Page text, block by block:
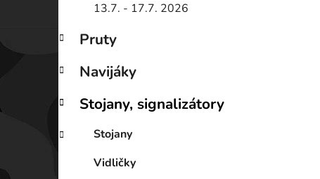
13.7. - 17.7. 2026
Pruty
Navijáky
Stojany, signalizátory
Stojany
Vidličky